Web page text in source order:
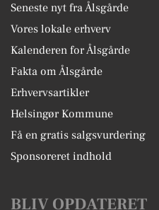
Seneste nyt fra Ålsgårde
Vores lokale erhverv
Kalenderen for Ålsgårde
Fakta om Ålsgårde
Erhvervsartikler
Helsingør Kommune
Få en gratis salgsvurdering
Sponsoreret indhold
BLIV OPDATERET